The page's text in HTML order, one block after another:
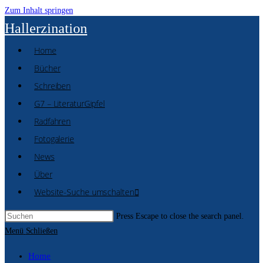
Zum Inhalt springen
Hallerzination
Home
Bücher
Schreiben
G7 – LiteraturGipfel
Radfahren
Fotogalerie
News
Über
Website-Suche umschalten
Press Escape to close the search panel.
Menü Schließen
Home